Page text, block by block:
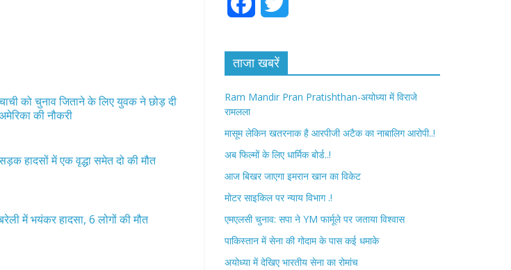
को चुनाव जिताने के लिए युवक ने छोड़ दी
की नौकरी
हादसों में एक वृद्धा समेत दो की मौत
में भयंकर हादसा, 6 लोगों की मौत
c
o
k
r
ताजा खबरें
Ram Mandir Pran Pratishthan-अयोध्या में विराजे
रामलला
मासूम लेकिन खतरनाक है आरपीजी अटैक का नाबालिग आरोपी..!
अब फिल्मों के लिए धार्मिक बोर्ड..!
आज बिखर जाएगा इमरान खान का विकेट
मोटर साइकिल पर न्याय विभाग .!
एमएलसी चुनाव: सपा ने YM फार्मूले पर जताया विश्वास
पाकिस्तान में सेना की गोदाम के पास कई धमाके
अयोध्या में देखिए भारतीय सेना का रोमांच